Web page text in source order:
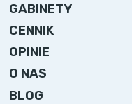
GABINETY
CENNIK
OPINIE
O NAS
BLOG